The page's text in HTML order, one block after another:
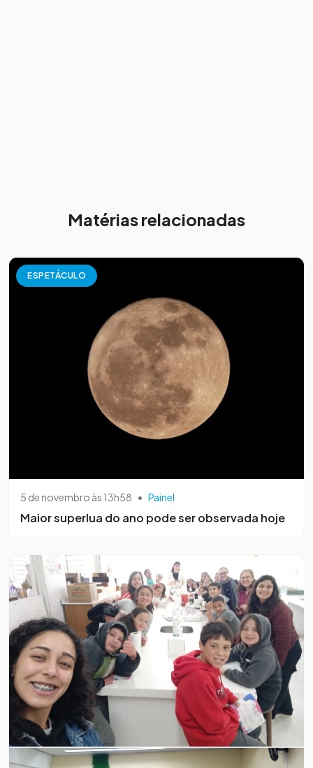
Matérias relacionadas
ESPETÁCULO
5 de novembro às 13h58 • Painel
Maior superlua do ano pode ser observada hoje